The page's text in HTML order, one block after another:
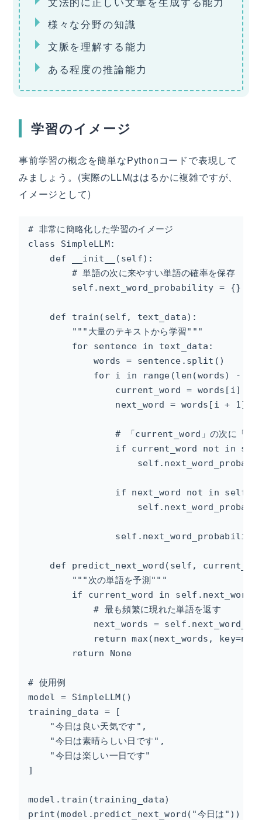
様々な分野の知識
文脈を理解する能力
ある程度の推論能力
学習のイメージ
事前学習の概念を簡単なPythonコードで表現して
みましょう。(実際のLLMははるかに複雑ですが、
イメージとして)
# 非常に簡略化した学習のイメージ
class SimpleLLM:
    def __init__(self):
        # 単語の次に来やすい単語の確率を保存
        self.next_word_probability = {}
    def train(self, text_data):
        """大量のテキストから学習"""
        for sentence in text_data:
            words = sentence.split()
for i in range(len(words) -
                current_word = words[i]
                next_word = words[i + 1]
# 「current_word」の次に「
if current_word not in
if next_word not in
def predict_next_word(self,
        """次の単語を予測"""
if current_word in
            # 最も頻繁に現れた単語を返す
next_words =
return max(next_words,
        return None
# 使用例
model = SimpleLLM()
training_data = [
    "今日は良い天気です",
    "今日は素晴らしい日です",
    "今日は楽しい一日です"
]
model.train(training_data)
print(model.predict_next_word("今日は"))  # "